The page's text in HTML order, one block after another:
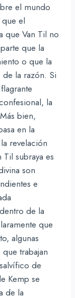
el mundo
el
que Van Til no
que la
o que la
la razón. Si
la
Más bien,
en la
revelación
subraya es
son
e
de la
que
algunas
trabajan
de
Kemp se
de la